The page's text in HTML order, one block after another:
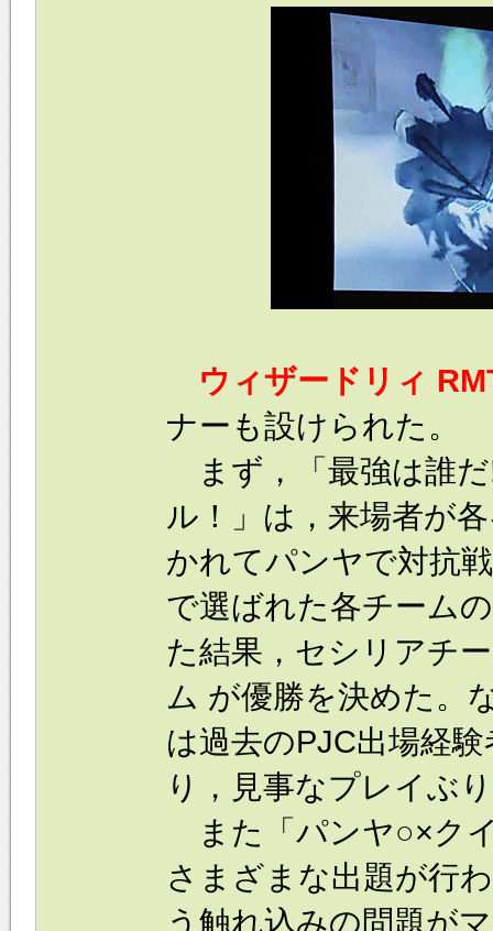
ウィザードリィ
ナーも設けられた。
まず，「最強は誰
ル！」は，来場者が
かれてパンヤで対抗
で選ばれた各チーム
た結果，セシリアチ
ム が優勝を決めた。
は過去のPJC出場経
り，見事なプレイぶ
また「パンヤ○×ク
さまざまな出題が行
う触れ込みの問題が